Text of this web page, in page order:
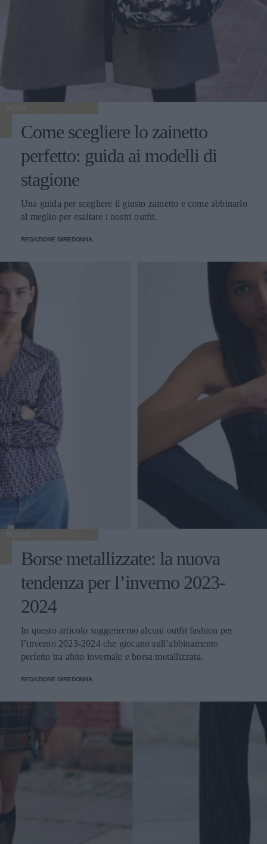
MODA
Come scegliere lo zainetto
perfetto: guida ai modelli di
stagione
Una guida per scegliere il giusto zainetto e come abbinarlo
al meglio per esaltare i nostri outfit.
REDAZIONE DIREDONNA
BORSE
Borse metallizzate: la nuova
tendenza per l’inverno 2023-
2024
In questo articolo suggeriremo alcuni outfit fashion per
l’inverno 2023-2024 che giocano sull’abbinamento
perfetto tra abito invernale e borsa metallizzata.
REDAZIONE DIREDONNA